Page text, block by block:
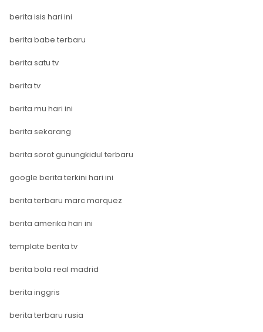
berita isis hari ini
berita babe terbaru
berita satu tv
berita tv
berita mu hari ini
berita sekarang
berita sorot gunungkidul terbaru
google berita terkini hari ini
berita terbaru marc marquez
berita amerika hari ini
template berita tv
berita bola real madrid
berita inggris
berita terbaru rusia